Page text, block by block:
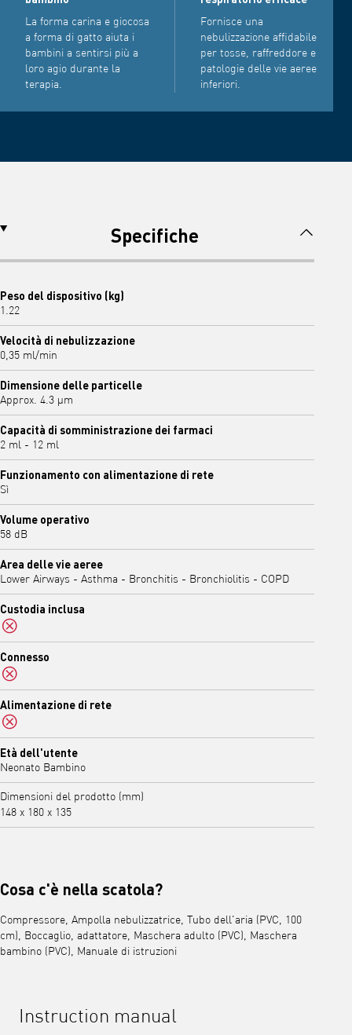
La forma carina e giocosa
a forma di gatto aiuta i
bambini a sentirsi più a
loro agio durante la
terapia.
Fornisce una
nebulizzazione affidabile
per tosse, raffreddore e
patologie delle vie aeree
inferiori.
Specifiche
Peso del dispositivo (kg)
1.22
Velocità di nebulizzazione
0,35 ml/min
Dimensione delle particelle
Approx. 4.3 μm
Capacità di somministrazione dei farmaci
2 ml - 12 ml
Funzionamento con alimentazione di rete
Sì
Volume operativo
58 dB
Area delle vie aeree
Lower Airways - Asthma - Bronchitis - Bronchiolitis - COPD
Custodia inclusa
No
Connesso
No
Alimentazione di rete
No
Età dell'utente
Neonato Bambino
Dimensioni del prodotto (mm)
148 x 180 x 135
Cosa c'è nella scatola?
Compressore, Ampolla nebulizzatrice, Tubo dell'aria (PVC, 100
cm), Boccaglio, adattatore, Maschera adulto (PVC), Maschera
bambino (PVC), Manuale di istruzioni
Instruction manual